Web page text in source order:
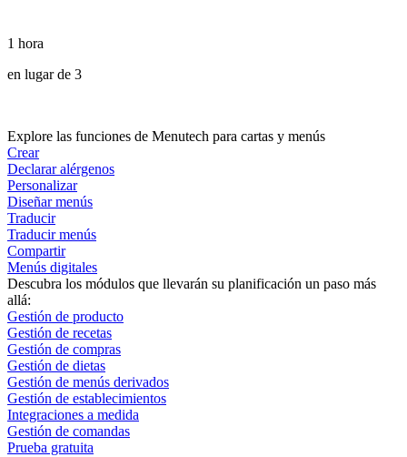
1 hora
en lugar de 3
Explore las funciones de Menutech para cartas y menús
Crear
Declarar alérgenos
Personalizar
Diseñar menús
Traducir
Traducir menús
Compartir
Menús digitales
Descubra los módulos que llevarán su planificación un paso más
allá:
Gestión de producto
Gestión de recetas
Gestión de compras
Gestión de dietas
Gestión de menús derivados
Gestión de establecimientos
Integraciones a medida
Gestión de comandas
Prueba gratuita